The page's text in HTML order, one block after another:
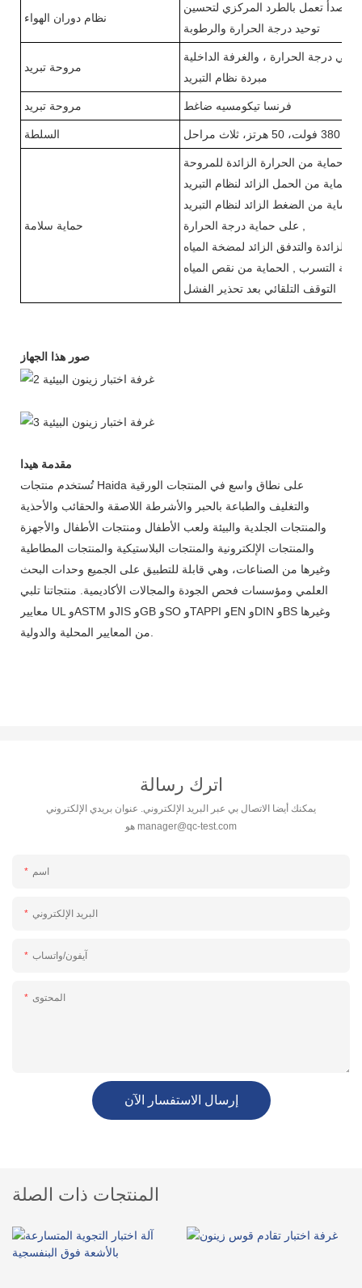
نظام دوران الهواء
للصدأ تعمل بالطرد المركزي لتحسين
توحيد درجة الحرارة والرطوبة
مروحة تبريد
في درجة الحرارة ، والغرفة الداخلية
مبردة نظام التبريد
مروحة تبريد فرنسا تيكومسيه ضاغط
السلطة
حماية سلامة ,
التسرب ,
التوقف التلقائي بعد تحذير الفشل
صور هذا الجهاز
مقدمة هيدا
تُستخدم منتجات Haida على نطاق واسع في المنتجات الورقية
والتغليف والطباعة بالحبر والأشرطة اللاصقة والحقائب والأحذية
والمنتجات الجلدية والبيئة ولعب الأطفال ومنتجات الأطفال والأجهزة
والمنتجات الإلكترونية والمنتجات البلاستيكية والمنتجات المطاطية
وغيرها من الصناعات، وهي قابلة للتطبيق على الجميع وحدات البحث
العلمي ومؤسسات فحص الجودة والمجالات الأكاديمية. منتجاتنا تلبي
معايير UL وASTM وJIS وGB وSO وTAPPI وEN وDIN وBS وغيرها
اترك رسالة
يمكنك أيضا الاتصال بي عبر البريد الإلكتروني. عنوان بريدي الإلكتروني
manager@qc-test.com
اسم
البريد الإلكتروني
آيفون/واتساب
المحتوى
إرسال الاستفسار الآن
المنتجات ذات الصلة